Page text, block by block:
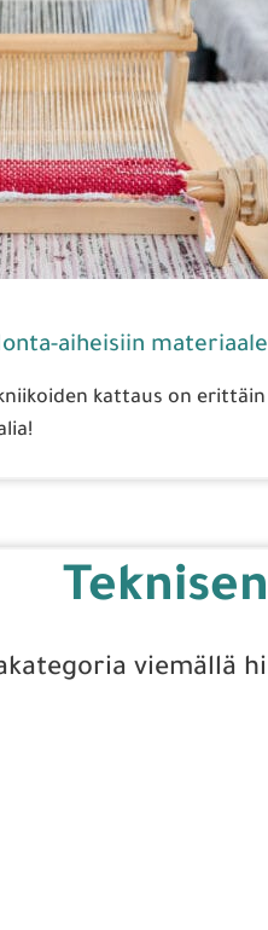
aiheisiin
kattaus on
viemällä